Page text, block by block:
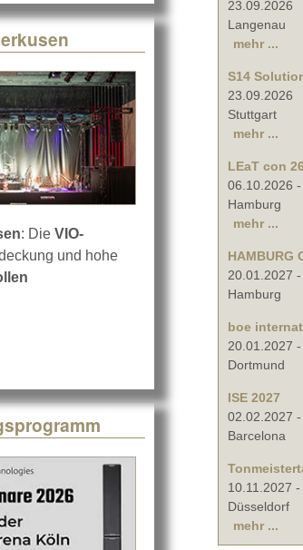
: Die VIO-
und hohe
VIO-Systeme im Scala Leverkusen
23.09.2026
Langenau
mehr ...
S14
23.09.2026
Stuttgart
mehr ...
LEaT con 26
06.10.2026 -
Hamburg
mehr ...
HAMBURG
20.01.2027 -
Hamburg
boe
20.01.2027 -
Dortmund
ISE 2027
02.02.2027 -
Barcelona
10.11.2027 -
Düsseldorf
mehr ...